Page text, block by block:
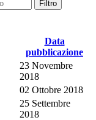
Filtro
Data
pubblicazione
23 Novembre
2018
02 Ottobre 2018
25 Settembre
2018